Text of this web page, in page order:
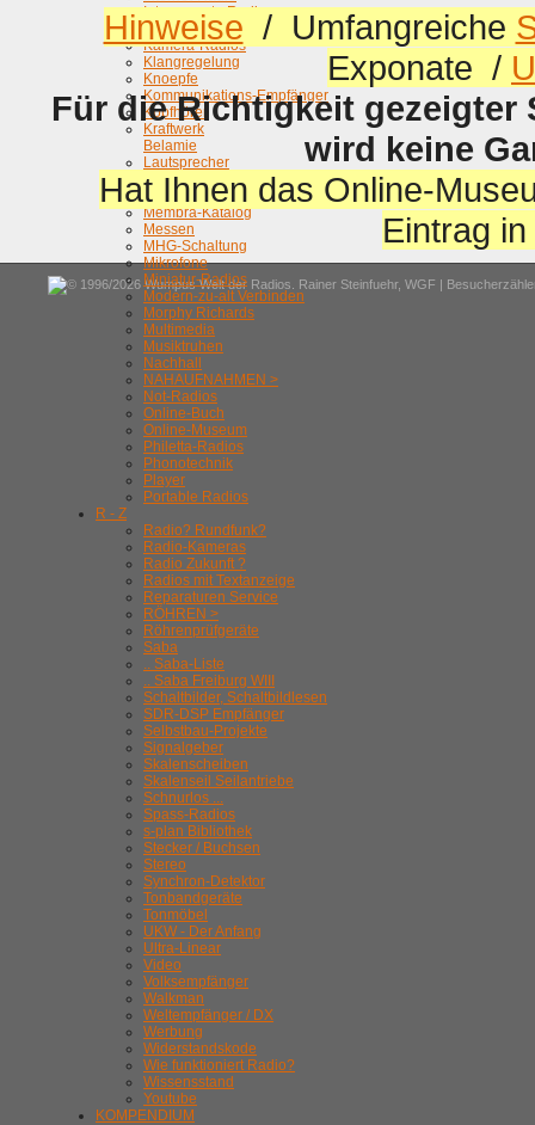
Interessante Radios
iPhone, Smartphones, usw.
Kamera-Radios
Klangregelung
Knoepfe
Kommunikations-Empfänger
Kopfhörer
Kraftwerk
Belamie
Lautsprecher
Letzte AM-Sender
Loop-Antennen
Membra-Katalog
Messen
MHG-Schaltung
Mikrofone
Miniatur-Radios
Modern-zu-alt Verbinden
Morphy Richards
Multimedia
Musiktruhen
Nachhall
NAHAUFNAHMEN >
Not-Radios
Online-Buch
Online-Museum
Philetta-Radios
Phonotechnik
Player
Portable Radios
R - Z
Radio? Rundfunk?
Radio-Kameras
Radio Zukunft ?
Radios mit Textanzeige
Reparaturen Service
RÖHREN >
Röhrenprüfgeräte
Saba
.. Saba-Liste
.. Saba Freiburg WIII
Schaltbilder, Schaltbildlesen
SDR-DSP Empfänger
Selbstbau-Projekte
Signalgeber
Skalenscheiben
Skalenseil Seilantriebe
Schnurlos ...
Spass-Radios
s-plan Bibliothek
Stecker / Buchsen
Stereo
Synchron-Detektor
Tonbandgeräte
Tonmöbel
UKW - Der Anfang
Ultra-Linear
Video
Volksempfänger
Walkman
Weltempfänger / DX
Werbung
Widerstandskode
Wie funktioniert Radio?
Wissensstand
Youtube
KOMPENDIUM
Hinweise / Umfangreiche
Exponate /
Für die Richtigkeit
wird keine
Hat Ihnen das Online-
Eintrag
© 1996/2026 Wumpus Welt der Radios. Rainer Steinfuehr, WGF |